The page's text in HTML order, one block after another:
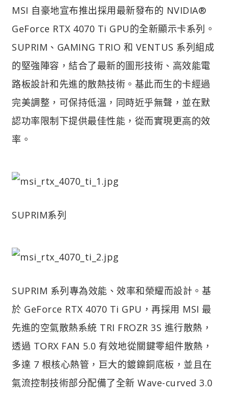
MSI 自豪地宣布推出採用最新發布的 NVIDIA®
GeForce RTX 4070 Ti GPU的全新顯示卡系列。
SUPRIM、GAMING TRIO 和 VENTUS 系列組成
的堅強陣容，結合了最新的圖形技術、高效能電
路板設計和先進的散熱技術。基此而生的卡經過
完美調整，可保持低溫，同時近乎無聲，並在默
認功率限制下提供最佳性能，從而實現更高的效
率。
SUPRIM系列
SUPRIM 系列專為效能、效率和榮耀而設計。基
於 GeForce RTX 4070 Ti GPU，再採用 MSI 最
先進的空氣散熱系統 TRI FROZR 3S 進行散熱，
透過 TORX FAN 5.0 有效地從關鍵零組件散熱，
多達 7 根核心熱管，巨大的鍍鎳銅底板，並且在
氣流控制技術部分配備了全新 Wave-curved 3.0